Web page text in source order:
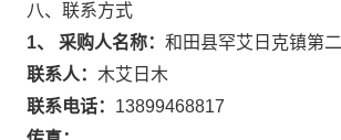
八、联系方式
1、 采购人名称： 和田县罕艾日克镇第
联系人： 木艾日木
联系电话： 13899468817